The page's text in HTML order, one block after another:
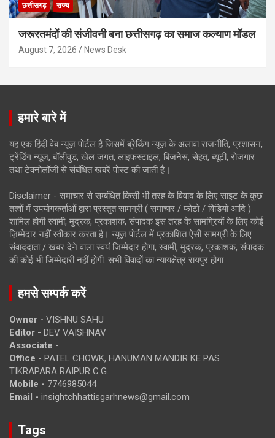
छत्तीसगढ़ राज्य
जरूरतमंदों की संजीवनी बना छत्तीसगढ़ का समाज कल्याण मॉडल
August 7, 2026 News Desk
हमारे बारे में
यह एक हिंदी वेब न्यूज़ पोर्टल है जिसमें ब्रेकिंग न्यूज़ के अलावा राजनीति, प्रशासन,
ट्रेंडिंग न्यूज, बॉलीवुड, खेल जगत, लाइफस्टाइल, बिजनेस, सेहत, ब्यूटी, रोजगार
तथा टेक्नोलॉजी से संबंधित खबरें पोस्ट की जाती है।
Disclaimer - समाचार से सम्बंधित किसी भी तरह के विवाद के लिए साइट के कुछ
तत्वों में उपयोगकर्ताओं द्वारा प्रस्तुत सामग्री ( समाचार / फोटो / विडियो आदि )
शामिल होगी स्वामी, मुद्रक, प्रकाशक, संपादक इस तरह के सामग्रियों के लिए कोई
ज़िम्मेदार नहीं स्वीकार करता है। न्यूज़ पोर्टल में प्रकाशित ऐसी सामग्री के लिए
संवाददाता / खबर देने वाला स्वयं जिम्मेदार होगा, स्वामी, मुद्रक, प्रकाशक, संपादक
की कोई भी जिम्मेदारी नहीं होगी. सभी विवादों का न्यायक्षेत्र रायपुर होगा
हमसे सम्पर्क करें
Owner - VISHNU SAHU
Editor - DEV VAISHNAV
Associate -
Office - PATEL CHOWK, HANUMAN MANDIR KE PAS
TIKRAPARA RAIPUR C.G.
Mobile - 7746985044
Email - insightchhattisgarhnews@gmail.com
Tags